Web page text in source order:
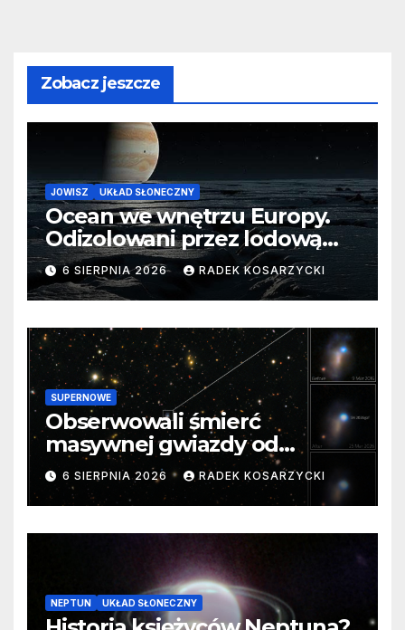
Zobacz jeszcze
JOWISZ UKŁAD SŁONECZNY
Ocean we wnętrzu Europy.
Odizolowani przez lodową
barierę
6 SIERPNIA 2026 RADEK KOSARZYCKI
SUPERNOWE
Obserwowali śmierć
masywnej gwiazdy od
samego początku. Niezwykle
cenne dane
6 SIERPNIA 2026 RADEK KOSARZYCKI
NEPTUN UKŁAD SŁONECZNY